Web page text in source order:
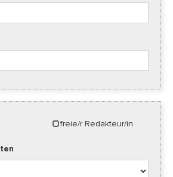
freie/r Redakteur/in